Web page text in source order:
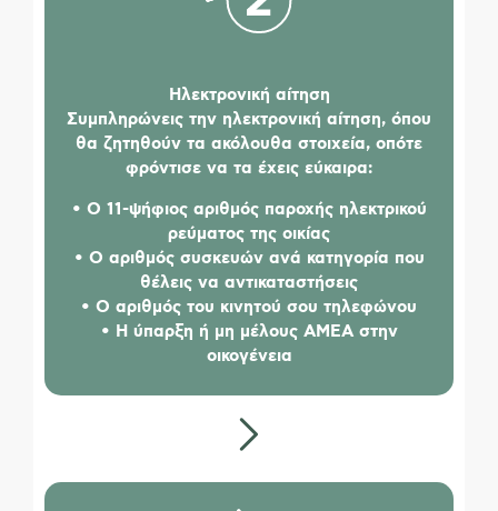
Ηλεκτρονική αίτηση
Συμπληρώνεις την ηλεκτρονική αίτηση, όπου
θα ζητηθούν τα ακόλουθα στοιχεία, οπότε
φρόντισε να τα έχεις εύκαιρα:
• O 11-ψήφιος αριθμός παροχής ηλεκτρικού
ρεύματος της οικίας
• O αριθμός συσκευών ανά κατηγορία που
θέλεις να αντικαταστήσεις
• O αριθμός του κινητού σου τηλεφώνου
• H ύπαρξη ή μη μέλους ΑΜΕΑ στην
οικογένεια